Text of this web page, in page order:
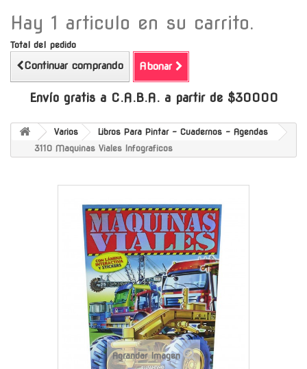
Hay 1 articulo en su carrito.
Total del pedido
Continuar comprando Abonar
Envío gratis a C.A.B.A. a partir de $30000
Varios
Libros Para Pintar - Cuadernos - Agendas
3110 Maquinas Viales Infograficos
Agrandar Imagen